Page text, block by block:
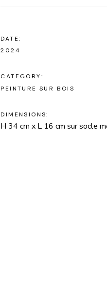
DATE:
2024
CATEGORY:
PEINTURE SUR BOIS
DIMENSIONS:
H 34 cm x L 16 cm sur socle